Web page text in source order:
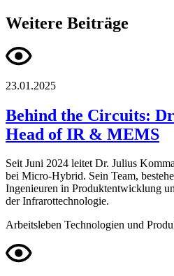
Weitere Beiträge
23.01.2025
Behind the Circuits:
Head of IR & MEMS
Seit Juni 2024 leitet Dr. Julius
bei Micro-Hybrid. Sein Team,
Ingenieuren in Produktentwicklung
der Infrarottechnologie.
Arbeitsleben Technologien und